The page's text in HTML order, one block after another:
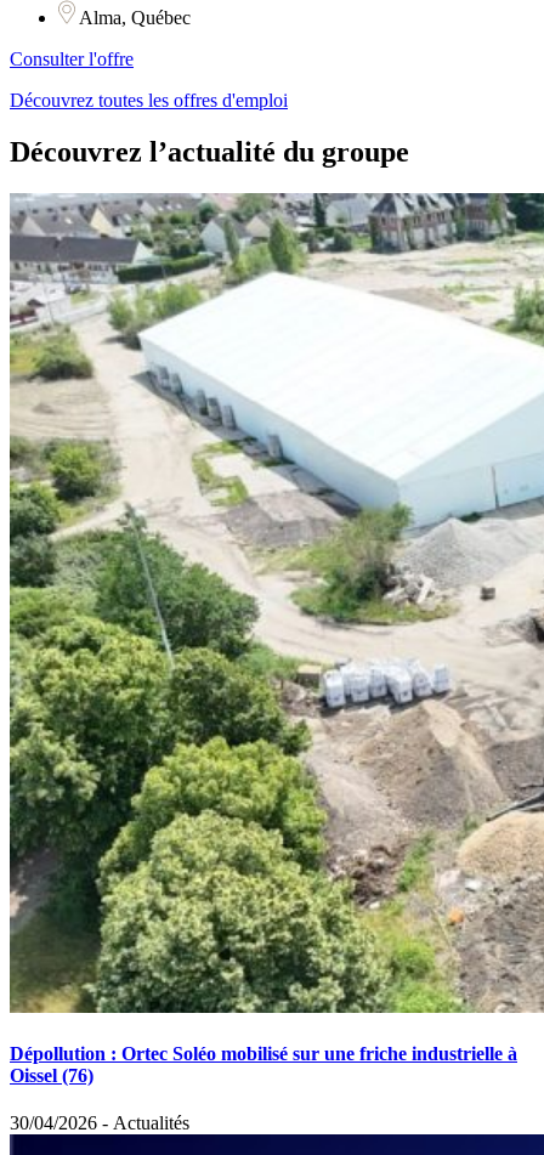
Alma, Québec
Consulter l'offre
Découvrez toutes les offres d'emploi
Découvrez l’actualité du groupe
Dépollution : Ortec Soléo mobilisé sur une friche industrielle à
Oissel (76)
30/04/2026 - Actualités